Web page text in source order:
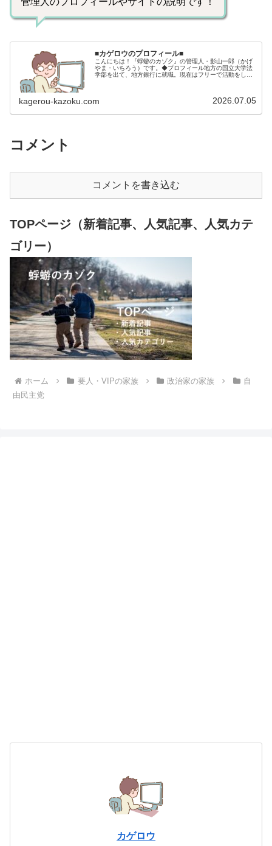
■カゲロウのプロフィール■
こんにちは！『蜉蝣のカゾク』の管理人・影山一郎（かげ
やま・いちろう）です。◆プロフィール地方の国立大学法
学部を出て、地方銀行に就職。現在はフリーで活動をして
kagerou-kazoku.com 2026.07.05
コメント
コメントを書き込む
TOPページ（新着記事、人気記事、人気カテ
ゴリー）
ホーム 要人・VIPの家族 政治家の家族
自
由民主党
カゲロウ